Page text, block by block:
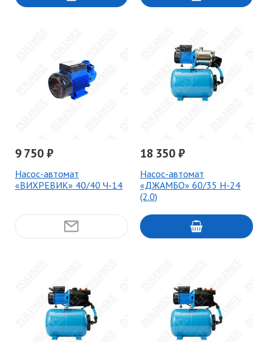
9 750 ₽
Насос-автомат
«ВИХРЕВИК» 40/40 Ч-14
18 350 ₽
Насос-автомат
«ДЖАМБО» 60/35 Н-24
(2.0)